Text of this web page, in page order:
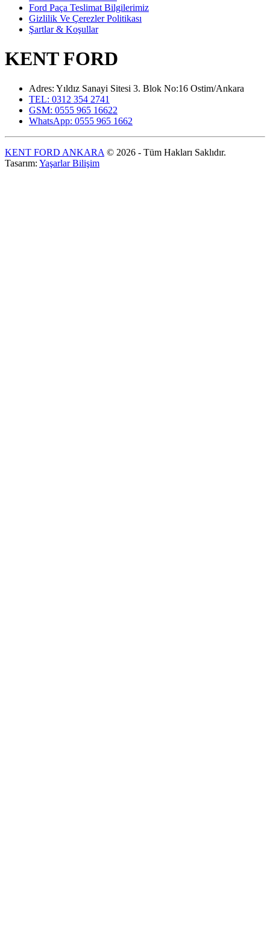
Ford Paça Teslimat Bilgilerimiz
Gizlilik Ve Çerezler Politikası
Şartlar & Koşullar
KENT FORD
Adres: Yıldız Sanayi Sitesi 3. Blok No:16 Ostim/Ankara
TEL: 0312 354 2741
GSM: 0555 965 16622
WhatsApp: 0555 965 1662
KENT FORD ANKARA © 2026 - Tüm Hakları Saklıdır.
Tasarım: Yaşarlar Bilişim